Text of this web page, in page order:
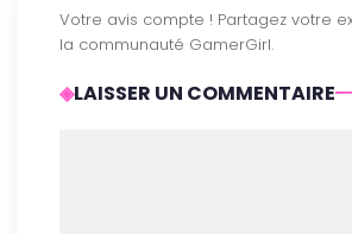
LAISSER UN COMMENTAIRE